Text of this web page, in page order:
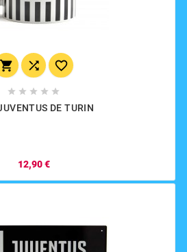
  
    
DE TURIN
12,90 €